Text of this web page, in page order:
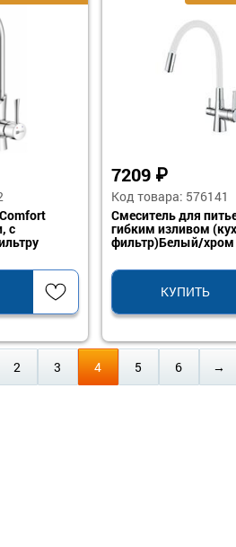
с
7209 ₽
Код товара: 576141
Смеситель для
гибким изливом
фильтр)Белый/хром
HB76858-8
КУПИТЬ
2 3 4 5 6 →